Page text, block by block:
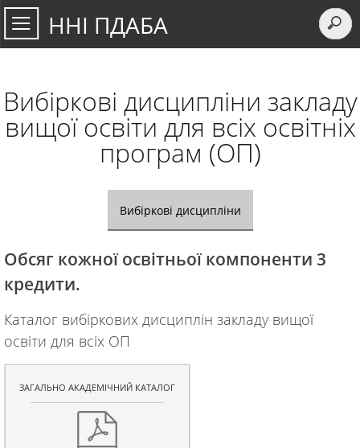
ННІ ПДАБА
Вибіркові дисципліни закладу
вищої освіти для всіх освітніх
програм (ОП)
Вибіркові дисципліни
Обсяг кожної освітньої компоненти 3
кредити.
Каталог вибіркових дисциплін закладу вищої
освіти для всіх ОП
ЗАГАЛЬНО АКАДЕМІЧНИЙ КАТАЛОГ